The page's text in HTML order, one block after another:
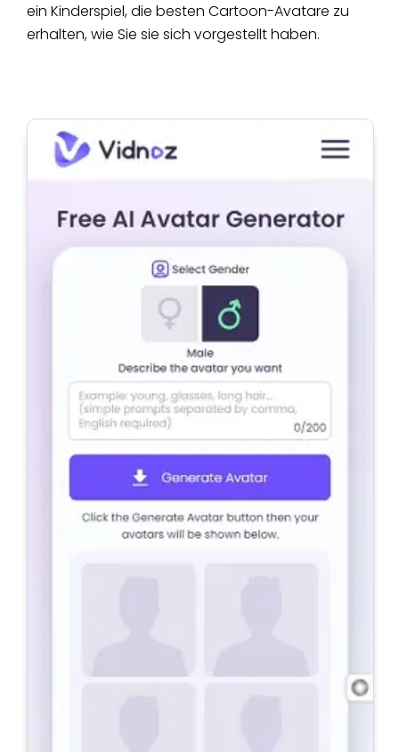
ein Kinderspiel, die besten Cartoon-Avatare zu
erhalten, wie Sie sie sich vorgestellt haben.